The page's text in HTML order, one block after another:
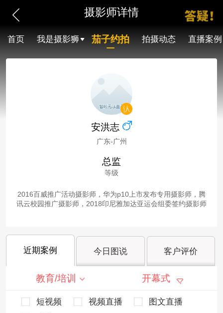
摄影师详情
首页 我是摄影狮 茄子约拍 拍摄动态 直播案例
安洪志
广东-广州
总监
等级
2016百威推广活动摄影师，华为p10上市发布专用摄影师，腾
讯云校园推广摄影师，2018印尼雅加达亚运会组委签约摄影师
近期案例 今日图说 客户评价
教育/培训 开幕式
短视频 视频直播
图文直播